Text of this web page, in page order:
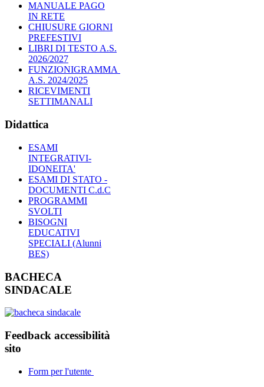
MANUALE PAGO
IN RETE
CHIUSURE GIORNI
PREFESTIVI
LIBRI DI TESTO A.S.
2026/2027
FUNZIONIGRAMMA
A.S. 2024/2025
RICEVIMENTI
SETTIMANALI
Didattica
ESAMI
INTEGRATIVI-
IDONEITA'
ESAMI DI STATO -
DOCUMENTI C.d.C
PROGRAMMI
SVOLTI
BISOGNI
EDUCATIVI
SPECIALI (Alunni
BES)
BACHECA
SINDACALE
Feedback accessibilità
sito
Form per l'utente